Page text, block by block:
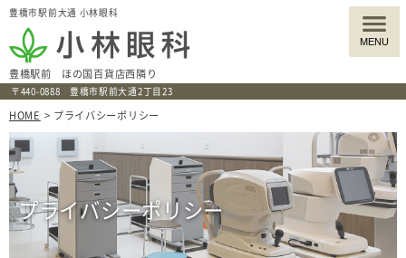
豊橋市駅前大通 小林眼科
豊橋駅前 ほの国百貨店西隣り
〒440-0888 豊橋市駅前大通2丁目23
HOME > プライバシーポリシー
プライバシーポリシー
MENU